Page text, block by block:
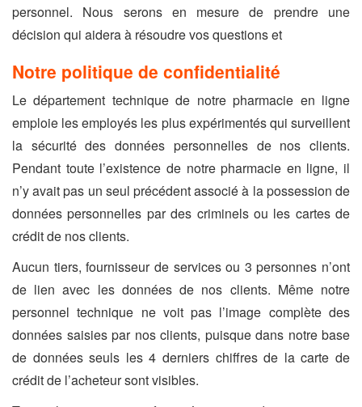
personnel. Nous serons en mesure de prendre une
décision qui aidera à résoudre vos questions et
Notre politique de confidentialité
Le département technique de notre pharmacie en ligne
emploie les employés les plus expérimentés qui surveillent
la sécurité des données personnelles de nos clients.
Pendant toute l’existence de notre pharmacie en ligne, il
n’y avait pas un seul précédent associé à la possession de
données personnelles par des criminels ou les cartes de
crédit de nos clients.
Aucun tiers, fournisseur de services ou 3 personnes n’ont
de lien avec les données de nos clients. Même notre
personnel technique ne voit pas l’image complète des
données saisies par nos clients, puisque dans notre base
de données seuls les 4 derniers chiffres de la carte de
crédit de l’acheteur sont visibles.